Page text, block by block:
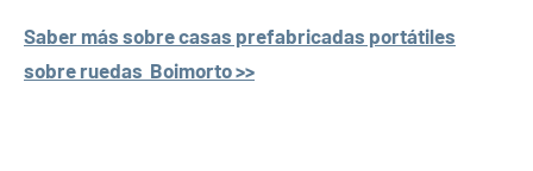
Saber más sobre casas prefabricadas portátiles
sobre ruedas Boimorto >>